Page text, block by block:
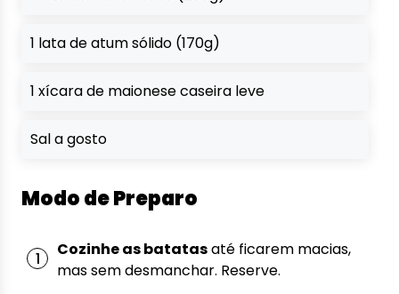
1 lata de atum sólido (170g)
1 xícara de maionese caseira leve
Sal a gosto
Modo de Preparo
Cozinhe as batatasaté ficarem macias,
mas sem desmanchar. Reserve.